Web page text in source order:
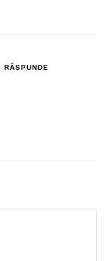
RĂSPUNDE